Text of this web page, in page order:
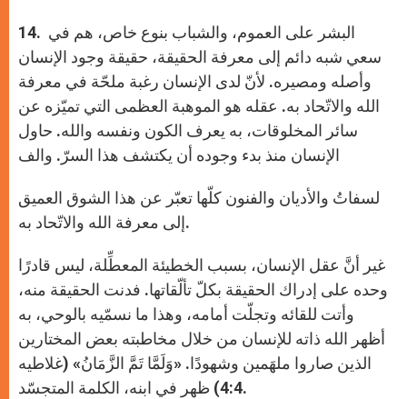
14. البشر على العموم، والشباب بنوع خاص، هم في
سعي شبه دائم إلى معرفة الحقيقة، حقيقة وجود الإنسان
وأصله ومصيره. لأنّ لدى الإنسان رغبة ملحّة في معرفة
الله والاتّحاد به. عقله هو الموهبة العظمى التي تميّزه عن
سائر المخلوقات، به يعرف الكون ونفسه والله. حاول
الإنسان منذ بدء وجوده أن يكتشف هذا السرّ. والف
لسفاتُ والأديان والفنون كلّها تعبّر عن هذا الشوق العميق
إلى معرفة الله والاتّحاد به.
غير أنَّ عقل الإنسان، بسبب الخطيئة المعطِّلة، ليس قادرًا
وحده على إدراك الحقيقة بكلّ تألّقاتها. فدنت الحقيقة منه،
وأتت للقائه وتجلّت أمامه، وهذا ما نسمّيه بالوحي، به
أظهر الله ذاته للإنسان من خلال مخاطبته بعض المختارين
الذين صاروا ملهَمين وشهودًا. «وَلَمَّا تَمَّ الزَّمَانُ» (غلاطيه
4:4) ظهر في ابنه، الكلمة المتجسّد.